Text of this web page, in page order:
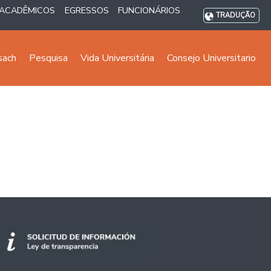
EGRESSOS FUNCIONÁRIOS TRADUÇÃO
Pesquisa Vida Universitária Consejo Universitario